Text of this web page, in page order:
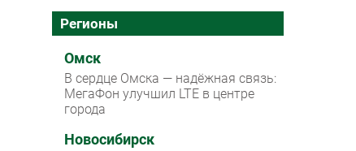
РАЗДЕЛЫ
Новости
Аналитика
Интервью
Мероприятия
Регионы
Омск
В сердце Омска — надёжная связь:
МегаФон улучшил LTE в центре
города
Новосибирск